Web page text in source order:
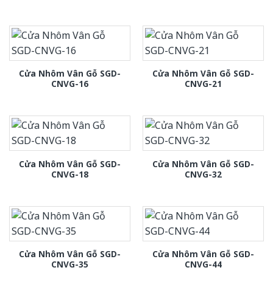
Cửa Nhôm Vân Gỗ SGD-
CNVG-16
Cửa Nhôm Vân Gỗ SGD-
CNVG-21
Cửa Nhôm Vân Gỗ SGD-
CNVG-18
Cửa Nhôm Vân Gỗ SGD-
CNVG-32
Cửa Nhôm Vân Gỗ SGD-
CNVG-35
Cửa Nhôm Vân Gỗ SGD-
CNVG-44